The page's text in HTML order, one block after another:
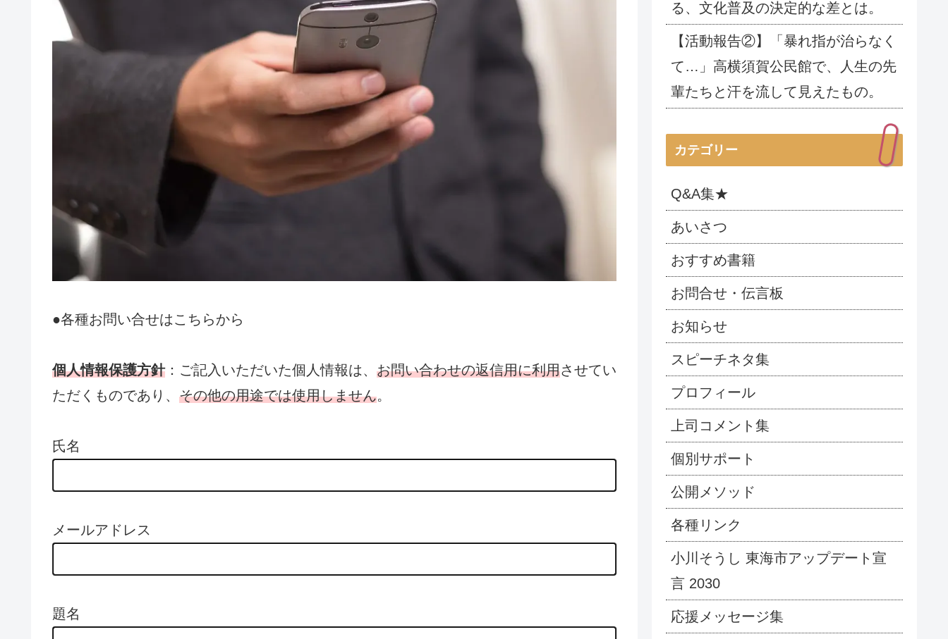
●各種お問い合せはこちらから
個人情報保護方針：ご記入いただいた個人情報は、 お問い合わせの返信用に利用させてい
ただくものであり、 その他の用途では使用しません。
氏名
メールアドレス
題名
る、文化普及の決定的な差とは。
【活動報告②】「暴れ指が治らなく
て…」高横須賀公民館で、人生の先
輩たちと汗を流して見えたもの。
カテゴリー
Q&A集★
あいさつ
おすすめ書籍
お問合せ・伝言板
お知らせ
スピーチネタ集
プロフィール
上司コメント集
個別サポート
公開メソッド
各種リンク
小川そうし 東海市アップデート宣
言 2030
応援メッセージ集